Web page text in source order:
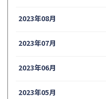
2023年08月
2023年07月
2023年06月
2023年05月